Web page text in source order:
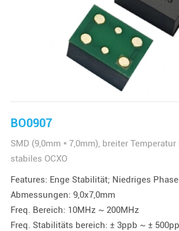
BO0907
SMD (9,0mm * 7,0mm), breiter
stabiles OCXO
Features: Enge Stabilität; Niedriges
Abmessungen: 9,0x7,0mm
Freq. Bereich: 10MHz ~ 200MHz
Freq. Stabilitäts bereich: ± 3ppb ~ ±